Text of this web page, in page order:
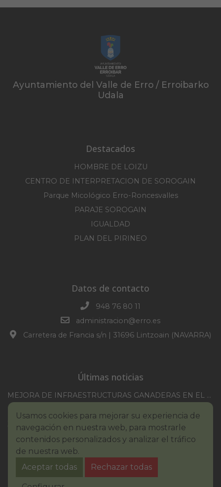
Ayuntamiento del Valle de Erro / Erroibarko
Udala
Destacados
HOMBRE DE LOIZU
CENTRO DE INTERPRETACION DE SOROGAIN
Parque Micológico Erro-Roncesvalles
PARAJE SOROGAIN
IGUALDAD
PLAN DEL PIRINEO
Datos de contacto
948 76 80 11
administracion@erro.es
Carretera de Francia s/n | 31696 Lintzoain (NAVARRA)
Últimas noticias
MEJORA DE INFRAESTRUCTURAS GANADERAS EN EL TM DE ERRO CAMPAÑA 2025-2026
BASES III. CONCURSO PINTURA – ERROIBARKO EGUNA
BANDO – CONSUMO RESPONSABLE DEL AGUA
IMCV 2026
Aviso legal
Usamos cookies para mejorar su experiencia de
navegación en nuestra web, para mostrarle
contenidos personalizados y analizar el tráfico
de nuestra web.
Aceptar todas
Rechazar todas